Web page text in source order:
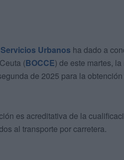
Urbanos ha dado a
(BOCCE) de este martes,
de 2025 para la obtención
es acreditativa de la
al transporte por carretera.